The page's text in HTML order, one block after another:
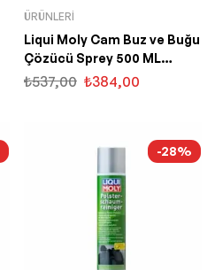
ÜRÜNLERI
Liqui Moly Cam Buz ve Buğu
Çözücü Sprey 500 ML
(6902)
₺537,00 ₺384,00
-28%